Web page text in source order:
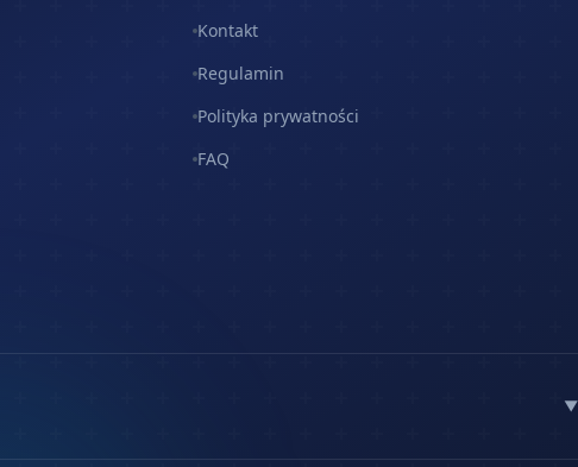
Kontakt
Regulamin
Polityka prywatności
FAQ
▼